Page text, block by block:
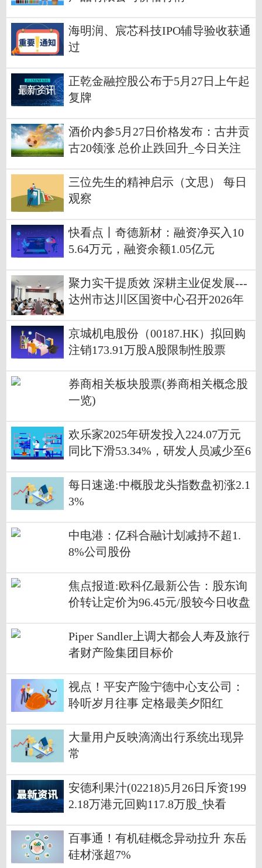
海明润、宸芯科技IPO辅导验收获通
过
正乾金融控股公布于5月27日上午起
复牌
酒价内参5月27日价格发布：古井贡
古20领涨 总价止跌回升_今日关注
三位先生的精神启示（文思） 每日
观察
快看点丨奇德新材：融资净买入10
5.64万元，融资余额1.05亿元
聚力实干提质效 深耕主业促发展---
达州市达川区国资中心召开2026年
京城机电股份（00187.HK）拟回购
注销173.91万股A股限制性股票
券商相关板块股票(券商相关概念股
一览)
欢乐家2025年研发投入224.07万元
同比下滑53.34%，研发人员减少至6
每日速递:中概股龙头指数盘初涨2.1
3%
中电港：亿科合融计划减持不超1.
8%公司股份
焦点报道:欧科亿最新公告：股东询
价转让定价为96.45元/股较今日收盘
Piper Sandler上调大都会人寿及旅行
者财产险集团目标价
视点！平安产险宁德中心支公司：
聆听岁月往事 定格最美夕阳红
大量用户反映滴滴出行系统出现异
常
安德利果汁(02218)5月26日斥资199
2.18万港元回购117.8万股_快看
百事通！有机硅概念异动拉升 东岳
硅材涨超7%